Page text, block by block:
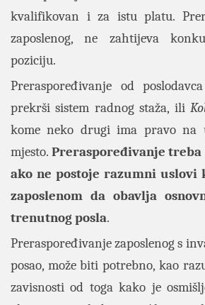
kvalifikovan i za istu platu.
zaposlenog, ne zahtijeva
poziciju.
Preraspoređivanje od
prekrši sistem radnog staža, ili
kome neko drugi ima pravo na
mjesto. Preraspoređivanje
ako ne postoje razumni
zaposlenom da obavlja
trenutnog posla.
Preraspoređivanje zaposlenog s
posao, može biti potrebno, kao
zavisnosti od toga kako je